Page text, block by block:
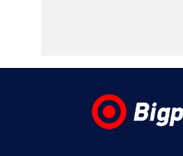
δημοσιεύματα που
προσωπική του ζωή –
μηνύσεις